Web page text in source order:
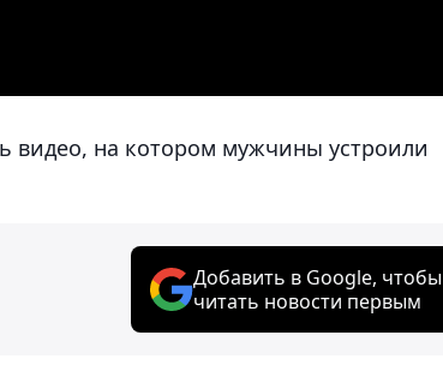
видео, на котором мужчины устроили
Добавить в Google, чтобы
читать новости первым